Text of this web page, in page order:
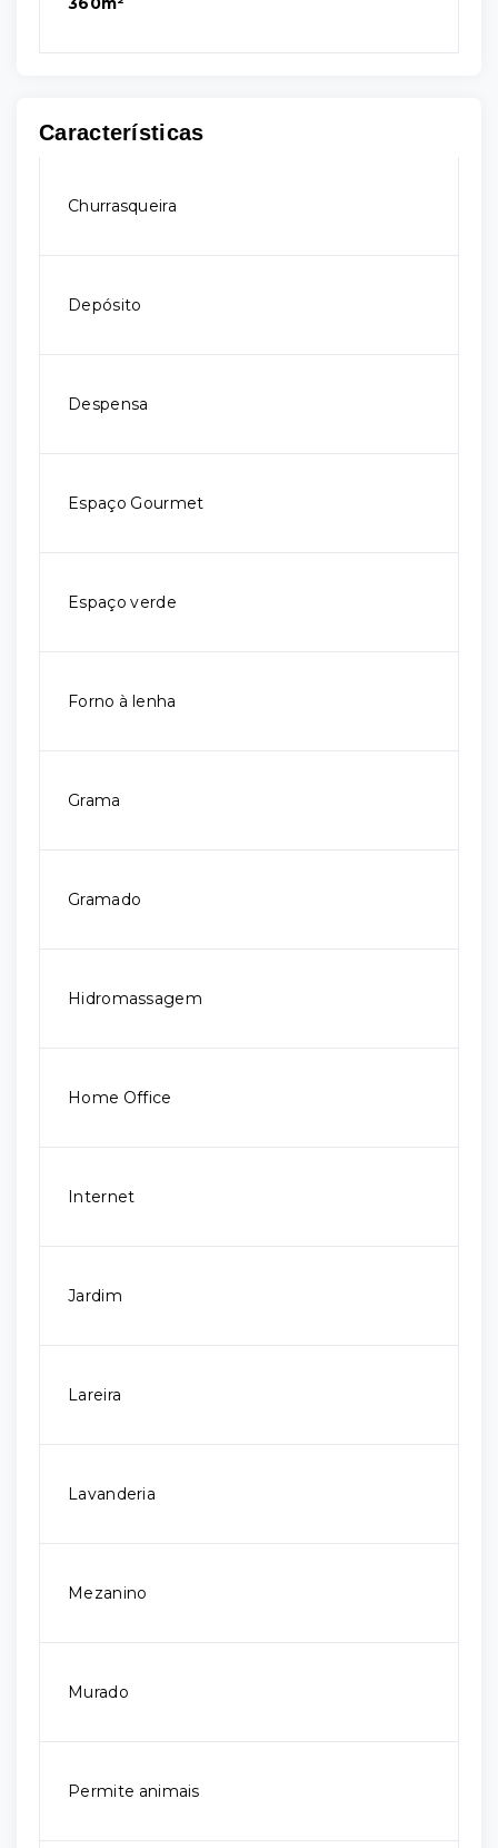
Características
Churrasqueira
Depósito
Despensa
Espaço Gourmet
Espaço verde
Forno à lenha
Grama
Gramado
Hidromassagem
Home Office
Internet
Jardim
Lareira
Lavanderia
Mezanino
Murado
Permite animais